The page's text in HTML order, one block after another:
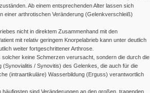
Ab einem entsprechenden Alter lassen sich
einer arthrotischen Veränderung (Gelenkverschleiß)
nicht in direktem Zusammenhand mit den
mit relativ geringem Knorpelabrieb kann unter deutlich
weiter fortgeschrittener Arthrose.
keine Schmerzen verursacht, sondern die durch die
(Synovialitis / Synovitis) des Gelenkes, die auch für die
(intraartikuläre) Wasserbildung (Erguss) verantwortlich
sind Veränderungen an den großen, tragenden